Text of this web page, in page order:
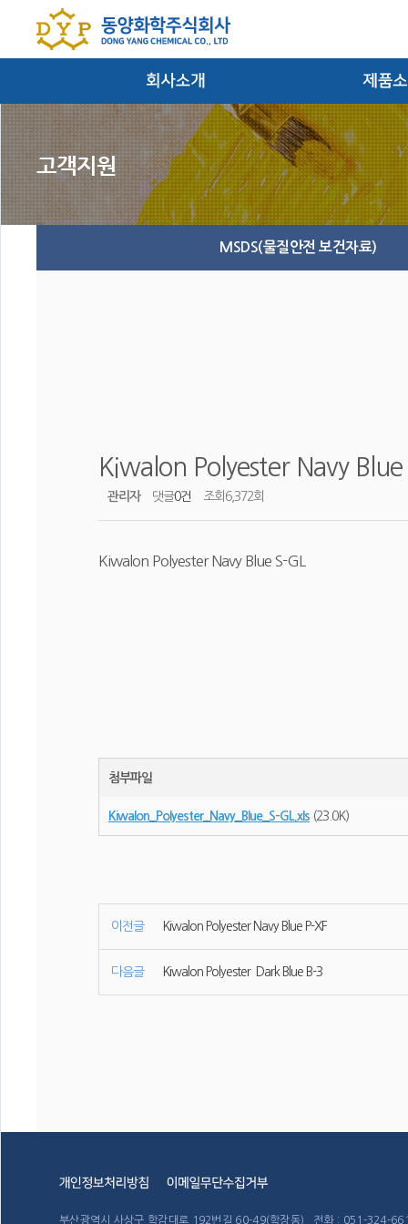
대표이사인사말
회사연혁
경영방침
찾아오시는 길
염료/안료/반
필름
잉크 및 마
MSDS(물질안전 보건자료)
Kiwalon Polyester Navy Blue
관리자 댓글0건 조회 6,372회
Kiwalon Polyester Navy Blue S-GL
첨부파일
Kiwalon_Polyester_Navy_Blue_S-GL.xls (23.0K)
이전글 Kiwalon Polyester Navy Blue P-XF
다음글 Kiwalon Polyester Dark Blue B-3
부산광역시 사상구 학감대로 192번길 60-49(학장동) 전화 : 051-